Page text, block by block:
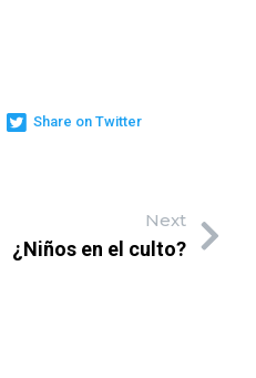
Share on Twitter
Next
¿Niños en el culto?